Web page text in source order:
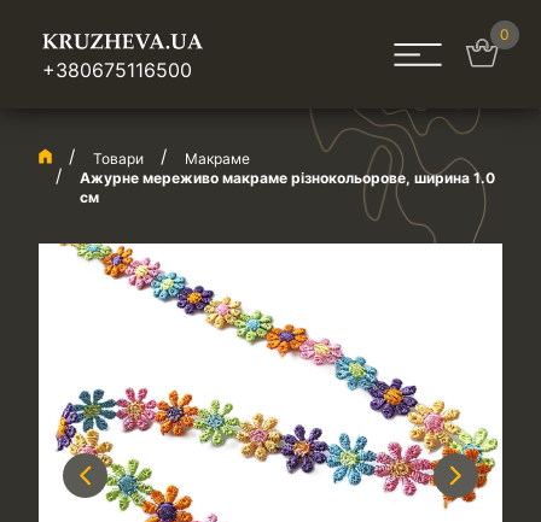
+380675116500
0
Товари
Макраме
Ажурне мереживо макраме різнокольорове, ширина 1.0
см
Previous Next